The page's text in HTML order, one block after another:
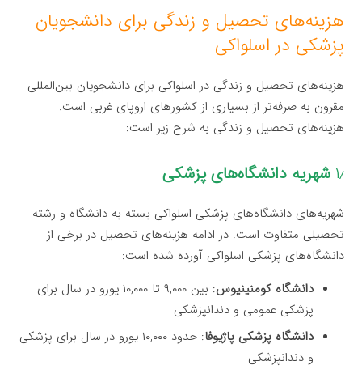
هزینه‌های تحصیل و زندگی برای دانشجویان
پزشکی در اسلواکی
هزینه‌های تحصیل و زندگی در اسلواکی برای دانشجویان بین‌المللی
مقرون به صرفه‌تر از بسیاری از کشورهای اروپای غربی است.
هزینه‌های تحصیل و زندگی به شرح زیر است:
۱٫ شهریه دانشگاه‌های پزشکی
شهریه‌های دانشگاه‌های پزشکی اسلواکی بسته به دانشگاه و رشته
تحصیلی متفاوت است. در ادامه هزینه‌های تحصیل در برخی از
دانشگاه‌های پزشکی اسلواکی آورده شده است:
دانشگاه کومنینیوس
: بین ۹,۰۰۰ تا ۱۰,۰۰۰ یورو در سال برای
پزشکی عمومی و دندانپزشکی
دانشگاه پزشکی پاژیوفا
: حدود ۱۰,۰۰۰ یورو در سال برای پزشکی
و دندانپزشکی